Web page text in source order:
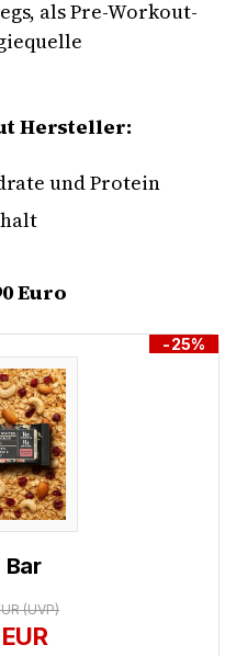
als Pre-Workout-
Hersteller:
und Protein
Euro
-25%
Bar
(UVP)